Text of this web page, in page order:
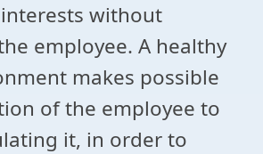
interests without
employee. A healthy
makes possible
of the employee to
it, in order to